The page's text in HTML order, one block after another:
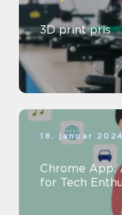
3D print pris
18. januar 2024
Chrome App:
for Tech